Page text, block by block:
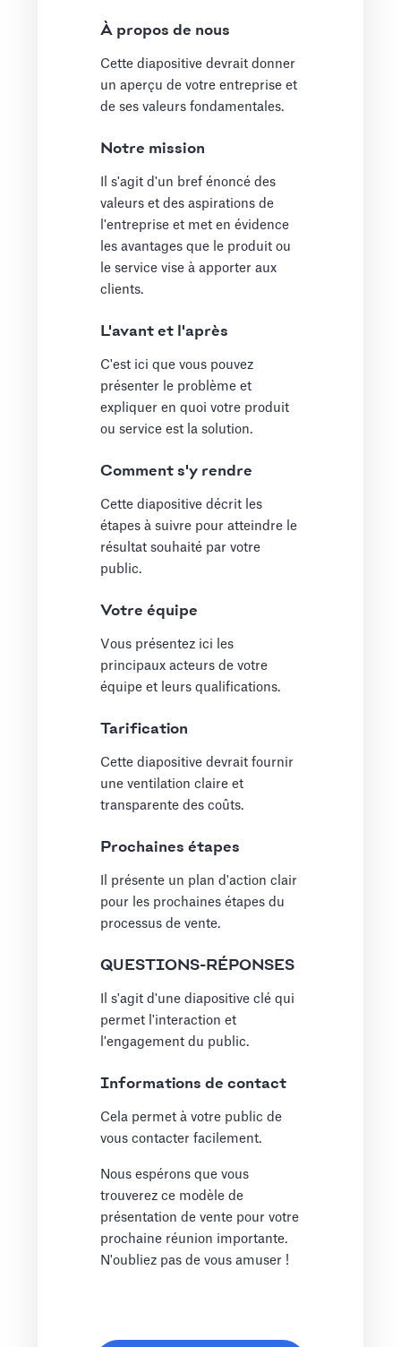
À propos de nous
Cette diapositive devrait donner
un aperçu de votre entreprise et
de ses valeurs fondamentales.
Notre mission
Il s'agit d'un bref énoncé des
valeurs et des aspirations de
l'entreprise et met en évidence
les avantages que le produit ou
le service vise à apporter aux
clients.
L'avant et l'après
C'est ici que vous pouvez
présenter le problème et
expliquer en quoi votre produit
ou service est la solution.
Comment s'y rendre
Cette diapositive décrit les
étapes à suivre pour atteindre le
résultat souhaité par votre
public.
Votre équipe
Vous présentez ici les
principaux acteurs de votre
équipe et leurs qualifications.
Tarification
Cette diapositive devrait fournir
une ventilation claire et
transparente des coûts.
Prochaines étapes
Il présente un plan d'action clair
pour les prochaines étapes du
processus de vente.
QUESTIONS-RÉPONSES
Il s'agit d'une diapositive clé qui
permet l'interaction et
l'engagement du public.
Informations de contact
Cela permet à votre public de
vous contacter facilement.
Nous espérons que vous
trouverez ce modèle de
présentation de vente pour votre
prochaine réunion importante.
N'oubliez pas de vous amuser !